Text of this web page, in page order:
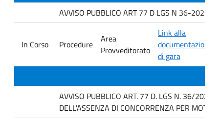
AVVISO PUBBLICO ART 77 D LGS N 36-2023
In Corso Procedure
Area
Provveditorato
Link alla
documentazione
di gara
AVVISO PUBBLICO ART. 77 D. LGS N. 36/2023,
DELL'ASSENZA DI CONCORRENZA PER MOTIVI